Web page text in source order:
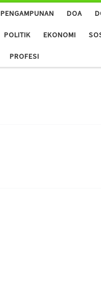
PENGAMPUNAN DOA
POLITIK EKONOMI
PROFESI